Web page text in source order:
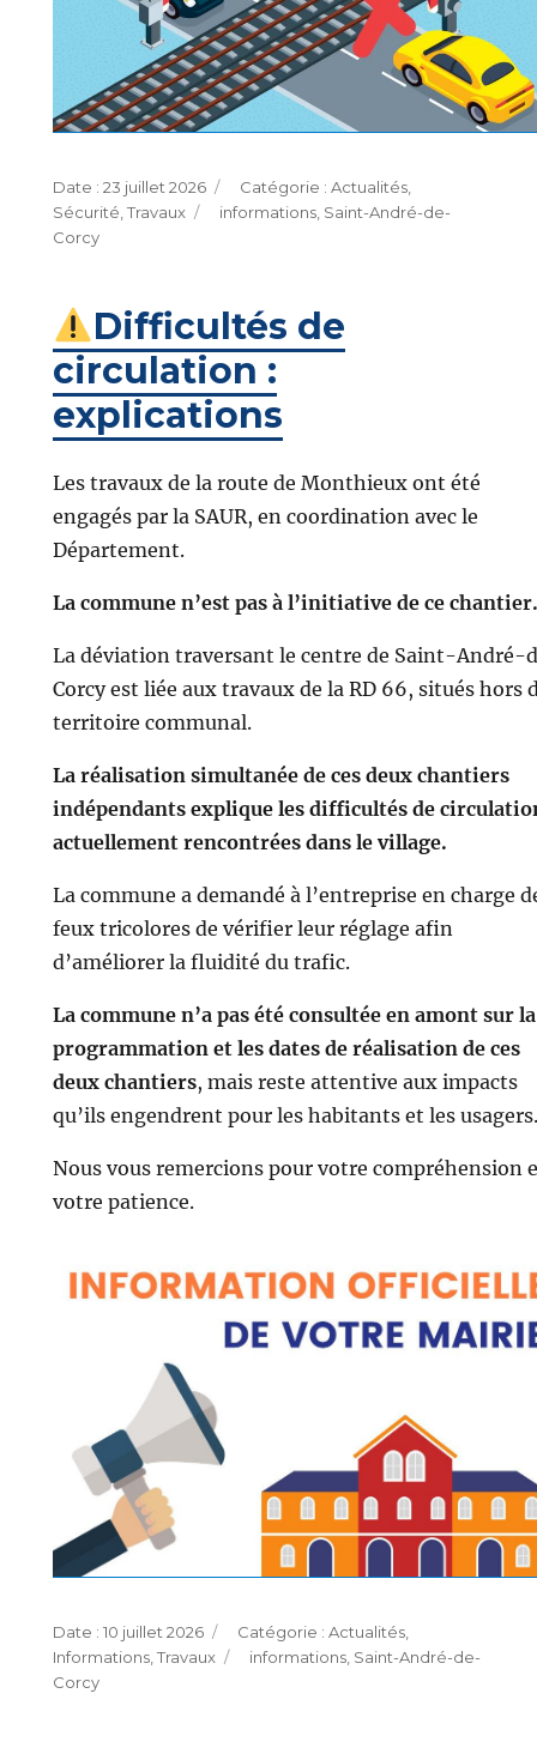
Publié
le
23 juillet 2026 Catégories
Actualités,
Sécurité,Travaux Étiquettes
informations, Saint-André-de-
Corcy
Difficultés de
circulation :
explications
Les travaux de la route de Monthieux ont été
engagés par la SAUR, en coordination avec le
Département.
La commune n’est pas à l’initiative de ce chantier.
La déviation traversant le centre de Saint-André-
Corcy est liée aux travaux de la RD 66, situés hors
territoire communal.
La réalisation simultanée de ces deux chantiers
indépendants explique les difficultés de
actuellement rencontrées dans le village.
La commune a demandé à l’entreprise en charge
feux tricolores de vérifier leur réglage afin
d’améliorer la fluidité du trafic.
La commune n’a pas été consultée en amont sur la
programmation et les dates de réalisation de ces
deux chantiers, mais reste attentive aux impacts
qu’ils engendrent pour les habitants et les usagers.
Nous vous remercions pour votre compréhension
votre patience.
Publié
le
10 juillet 2026 Catégories
Actualités,
Informations,Travaux Étiquettes
informations, Saint-André-de-
Corcy